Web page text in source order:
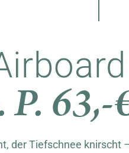
P. 63,-
der Tiefschnee knirscht